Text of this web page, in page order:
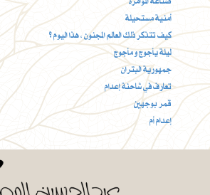
أمنية مستحيلة
كيف تتذكر ذلك العالم المجنون ، هذا اليوم ؟
ليلة يأجوج و مأجوج
جمهورية البتران
تعارف في شاحنة إعدام
قمر بوجهين
إعدام أم